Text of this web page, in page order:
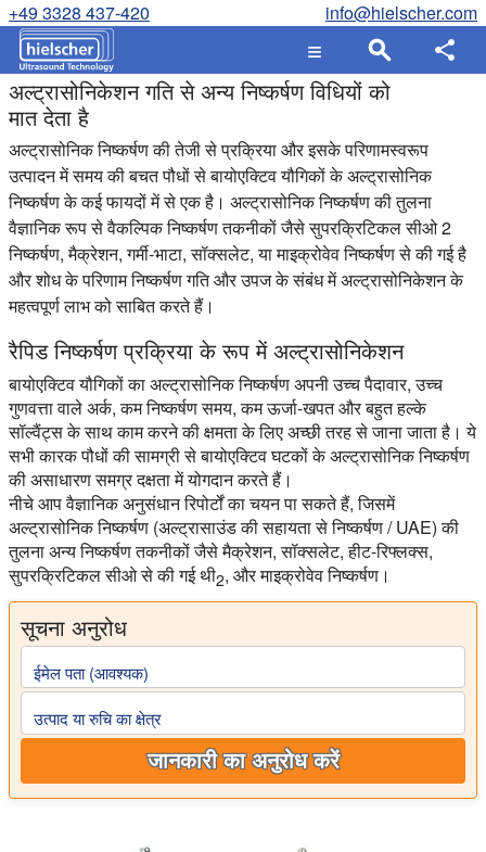
+49 3328 437-420 info@hielscher.com
अल्ट्रासोनिकेशन गति से अन्य निष्कर्षण विधियों को
मात देता है
अल्ट्रासोनिक निष्कर्षण की तेजी से प्रक्रिया और इसके परिणामस्वरूप
उत्पादन में समय की बचत पौधों से बायोएक्टिव यौगिकों के अल्ट्रासोनिक
निष्कर्षण के कई फायदों में से एक है। अल्ट्रासोनिक निष्कर्षण की तुलना
वैज्ञानिक रूप से वैकल्पिक निष्कर्षण तकनीकों जैसे सुपरक्रिटिकल सीओ 2
निष्कर्षण, मैक्रेशन, गर्मी-भाटा, सॉक्सलेट, या माइक्रोवेव निष्कर्षण से की गई है
और शोध के परिणाम निष्कर्षण गति और उपज के संबंध में अल्ट्रासोनिकेशन के
महत्वपूर्ण लाभ को साबित करते हैं।
रैपिड निष्कर्षण प्रक्रिया के रूप में अल्ट्रासोनिकेशन
बायोएक्टिव यौगिकों का अल्ट्रासोनिक निष्कर्षण अपनी उच्च पैदावार, उच्च
गुणवत्ता वाले अर्क, कम निष्कर्षण समय, कम ऊर्जा-खपत और बहुत हल्के
सॉल्वैंट्स के साथ काम करने की क्षमता के लिए अच्छी तरह से जाना जाता है। ये
सभी कारक पौधों की सामग्री से बायोएक्टिव घटकों के अल्ट्रासोनिक निष्कर्षण
की असाधारण समग्र दक्षता में योगदान करते हैं।
नीचे आप वैज्ञानिक अनुसंधान रिपोर्टों का चयन पा सकते हैं, जिसमें
अल्ट्रासोनिक निष्कर्षण (अल्ट्रासाउंड की सहायता से निष्कर्षण /UAE) की
तुलना अन्य निष्कर्षण तकनीकों जैसे मैक्रेशन, सॉक्सलेट, हीट-रिफ्लक्स,
सुपरक्रिटिकल सीओ से की गई थी2, और माइक्रोवेव निष्कर्षण।
सूचना अनुरोध
ईमेल पता (आवश्यक)
उत्पाद या रुचि का क्षेत्र
जानकारी का अनुरोध करें